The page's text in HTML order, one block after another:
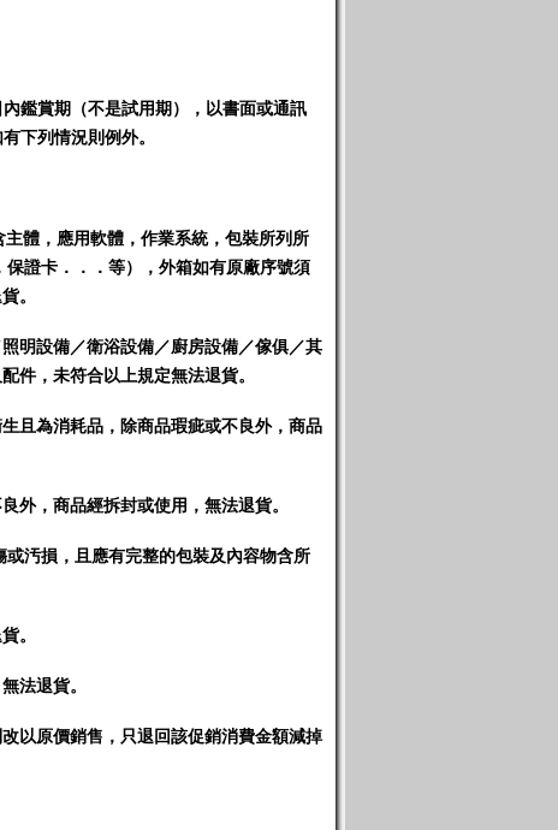
內鑑賞期（不是試用期）
，以書面或通訊
下列情況則例外。
體，應用軟體，作業系統，包裝所列所
證卡．．．等），外箱如有原廠序號須
。
明設備／衛浴設備／廚房設備／傢俱／其
件，未符合以上規定無法退貨。
且為消耗品，除商品瑕疵或不良外，商品
外，商品經拆封或使用，無法退貨。
汚損，且應有完整的包裝及內容物含所
。
法退貨。
以原價銷售，只退回該促銷消費金額減掉